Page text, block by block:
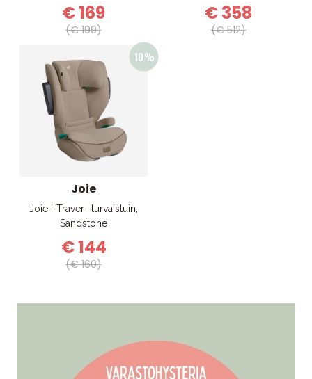
€ 169
(€ 199)
€ 358
(€ 512)
Joie
Joie I-Traver -turvaistuin,
Sandstone
€ 144
(€ 160)